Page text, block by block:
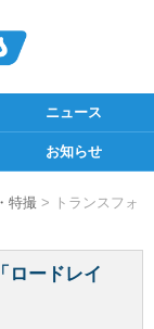
ニュース
お知らせ
特撮 > トランスフォ
ロードレイ